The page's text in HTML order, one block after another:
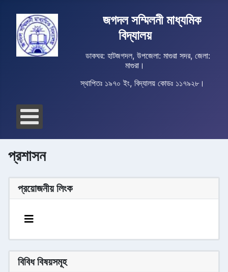
জগদল সম্মিলনী মাধ্যমিক
বিদ্যালয়
ডাকঘর: হাটজগদল, উপজেলা: মাগুরা সদর, জেলা:
মাগুরা।
স্থাপিতঃ ১৯৭০ ইং, বিদ্যালয় কোডঃ ১১৭৯২৮।
প্রশাসন
প্রয়োজনীয় লিংক
বিবিধ বিষয়সমূহ